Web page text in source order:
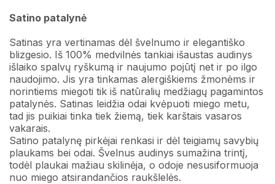
Satino patalynė
Satinas yra vertinamas dėl švelnumo ir elegantiško
blizgesio. Iš 100% medvilnės tankiai išaustas audinys
išlaiko spalvų ryškumą ir naujumo pojūtį net ir po ilgo
naudojimo. Jis yra tinkamas alergiškiems žmonėms ir
norintiems miegoti tik iš natūralių medžiagų pagamintos
patalynės. Satinas leidžia odai kvėpuoti miego metu,
tad jis puikiai tinka tiek žiemą, tiek karštais vasaros
vakarais.
Satino patalynę pirkėjai renkasi ir dėl teigiamų savybių
plaukams bei odai. Švelnus audinys sumažina trintį,
todėl plaukai mažiau skilinėja, o odoje nesusiformuoja
nuo miego atsirandančios raukšlelės.